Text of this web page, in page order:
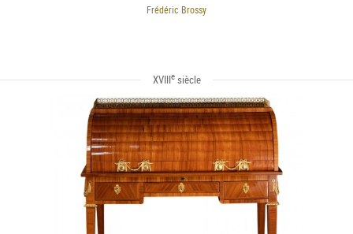
Frédéric Brossy
XVIIIesiècle